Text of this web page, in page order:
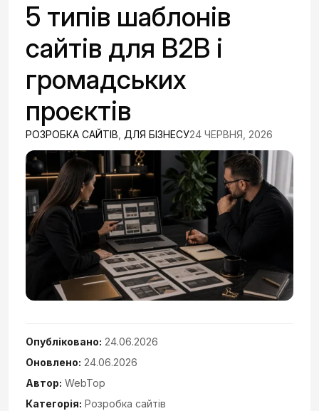
5 типів шаблонів
сайтів для B2B і
громадських
проєктів
РОЗРОБКА САЙТІВ ДЛЯ БІЗНЕСУ24 ЧЕРВНЯ, 2026
Опубліковано: 24.06.2026
Оновлено: 24.06.2026
Автор: WebTop
Категорія: Розробка сайтів